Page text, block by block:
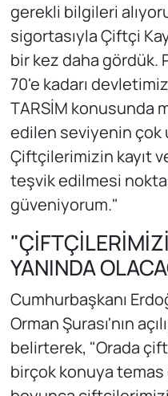
gerekli bilgileri
sigortasıyla Çiftçi
bir kez daha gördük.
70'e kadarı
TARSİM konusunda
edilen seviyenin çok
Çiftçilerimizin kayıt
teşvik edilmesi
güveniyorum."
YANINDA
Cumhurbaşkanı
Orman Şurası'nın
belirterek, "Orada
birçok konuya temas